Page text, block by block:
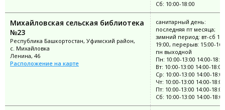
Сб: 10:00-18:00
Михайловская сельская библиотека
№23
Республика Башкортостан, Уфимский район,
с. Михайловка
Ленина, 46
Расположение на карте
санитарный день:
последняя пт месяца;
зимний период: вт-сб
19:00, перерыв: 15:00-
пн выходной
Пн: 10:00-13:00 14:00-
Вт: 10:00-13:00 14:00-18:00
Ср: 10:00-13:00 14:00-18:00
Чт: 10:00-13:00 14:00-18:00
Пт: 10:00-13:00 14:00-18:00
Сб: 10:00-13:00 14:00-18:00